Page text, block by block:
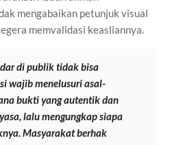
mengabaikan petunjuk visual
memvalidasi keasliannya.
di publik tidak bisa
wajib menelusuri asal-
bukti yang autentik dan
lalu mengungkap siapa
Masyarakat berhak